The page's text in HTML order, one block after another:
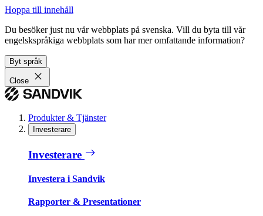
Hoppa till innehåll
Du besöker just nu vår webbplats på svenska. Vill du byta till vår
engelskspråkiga webbplats som har mer omfattande information?
Byt språk
Close
Produkter & Tjänster
Investerare
Investerare
Investera i Sandvik
Rapporter & Presentationer